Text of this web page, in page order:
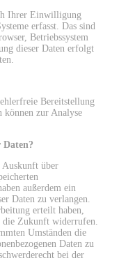
Ihrer Einwilligung
erfasst. Das sind
Betriebssystem
dieser Daten erfolgt
Bereitstellung
können zur Analyse
Daten?
Auskunft über
außerdem ein
Daten zu verlangen.
erteilt haben,
Zukunft widerrufen.
Umständen die
Daten zu
bei der